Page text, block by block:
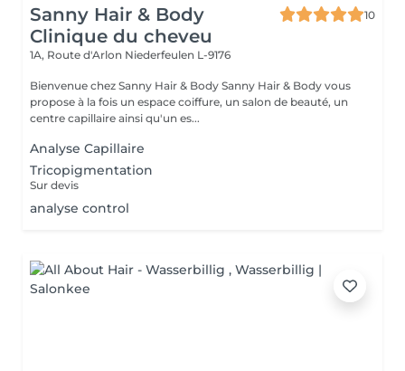
Sanny Hair & Body
Clinique du cheveu
10
1A, Route d'Arlon Niederfeulen L-9176
Bienvenue chez Sanny Hair & Body Sanny Hair & Body vous
propose à la fois un espace coiffure, un salon de beauté, un
centre capillaire ainsi qu'un es...
Analyse Capillaire
Tricopigmentation
Sur devis
analyse control